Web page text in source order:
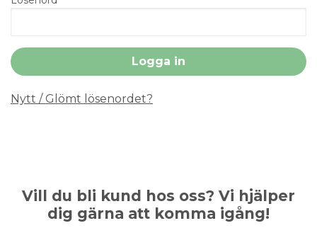
Nytt / Glömt lösenordet?
Vill du bli kund hos oss? Vi hjälper
dig gärna att komma igång!